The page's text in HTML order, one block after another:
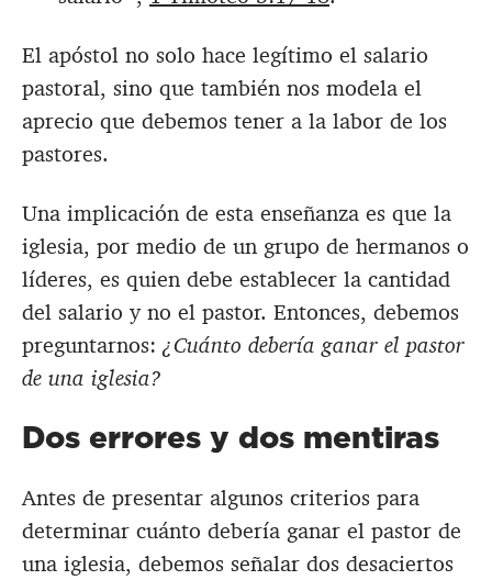
El apóstol no solo hace legítimo el salario
pastoral, sino que también nos modela el
aprecio que debemos tener a la labor de los
pastores.
Una implicación de esta enseñanza es que la
iglesia, por medio de un grupo de hermanos o
líderes, es quien debe establecer la cantidad
del salario y no el pastor. Entonces, debemos
preguntarnos: ¿Cuánto debería ganar el pastor
de una iglesia?
Dos errores y dos mentiras
Antes de presentar algunos criterios para
determinar cuánto debería ganar el pastor de
una iglesia, debemos señalar dos desaciertos